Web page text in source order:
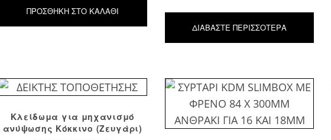
ΠΡΟΣΘΉΚΗ ΣΤΟ ΚΑΛΆΘΙ
ΔΙΑΒΆΣΤΕ ΠΕΡΙΣΣΌΤΕΡΑ
Κλείδωμα για μηχανισμό
ανύψωσης Κόκκινο (Ζευγάρι)